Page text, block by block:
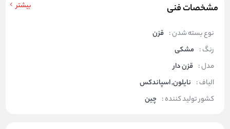
مشخصات فنی بیشتر
نوع بسته شدن : قزن
رنگ : مشکی
مدل : قزن دار
الیاف : نایلون, اسپاندکس
کشور تولید کننده : چین